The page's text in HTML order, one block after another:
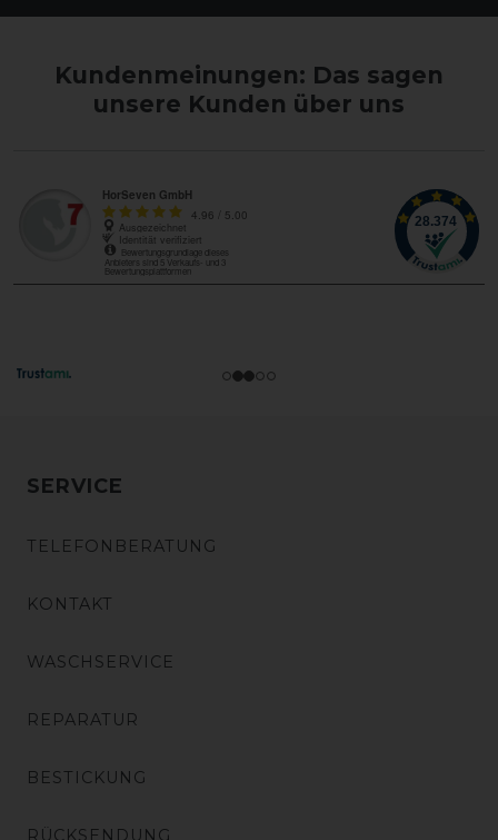
Kundenmeinungen: Das sagen
unsere Kunden über uns
SERVICE
TELEFONBERATUNG
KONTAKT
WASCHSERVICE
REPARATUR
BESTICKUNG
RÜCKSENDUNG